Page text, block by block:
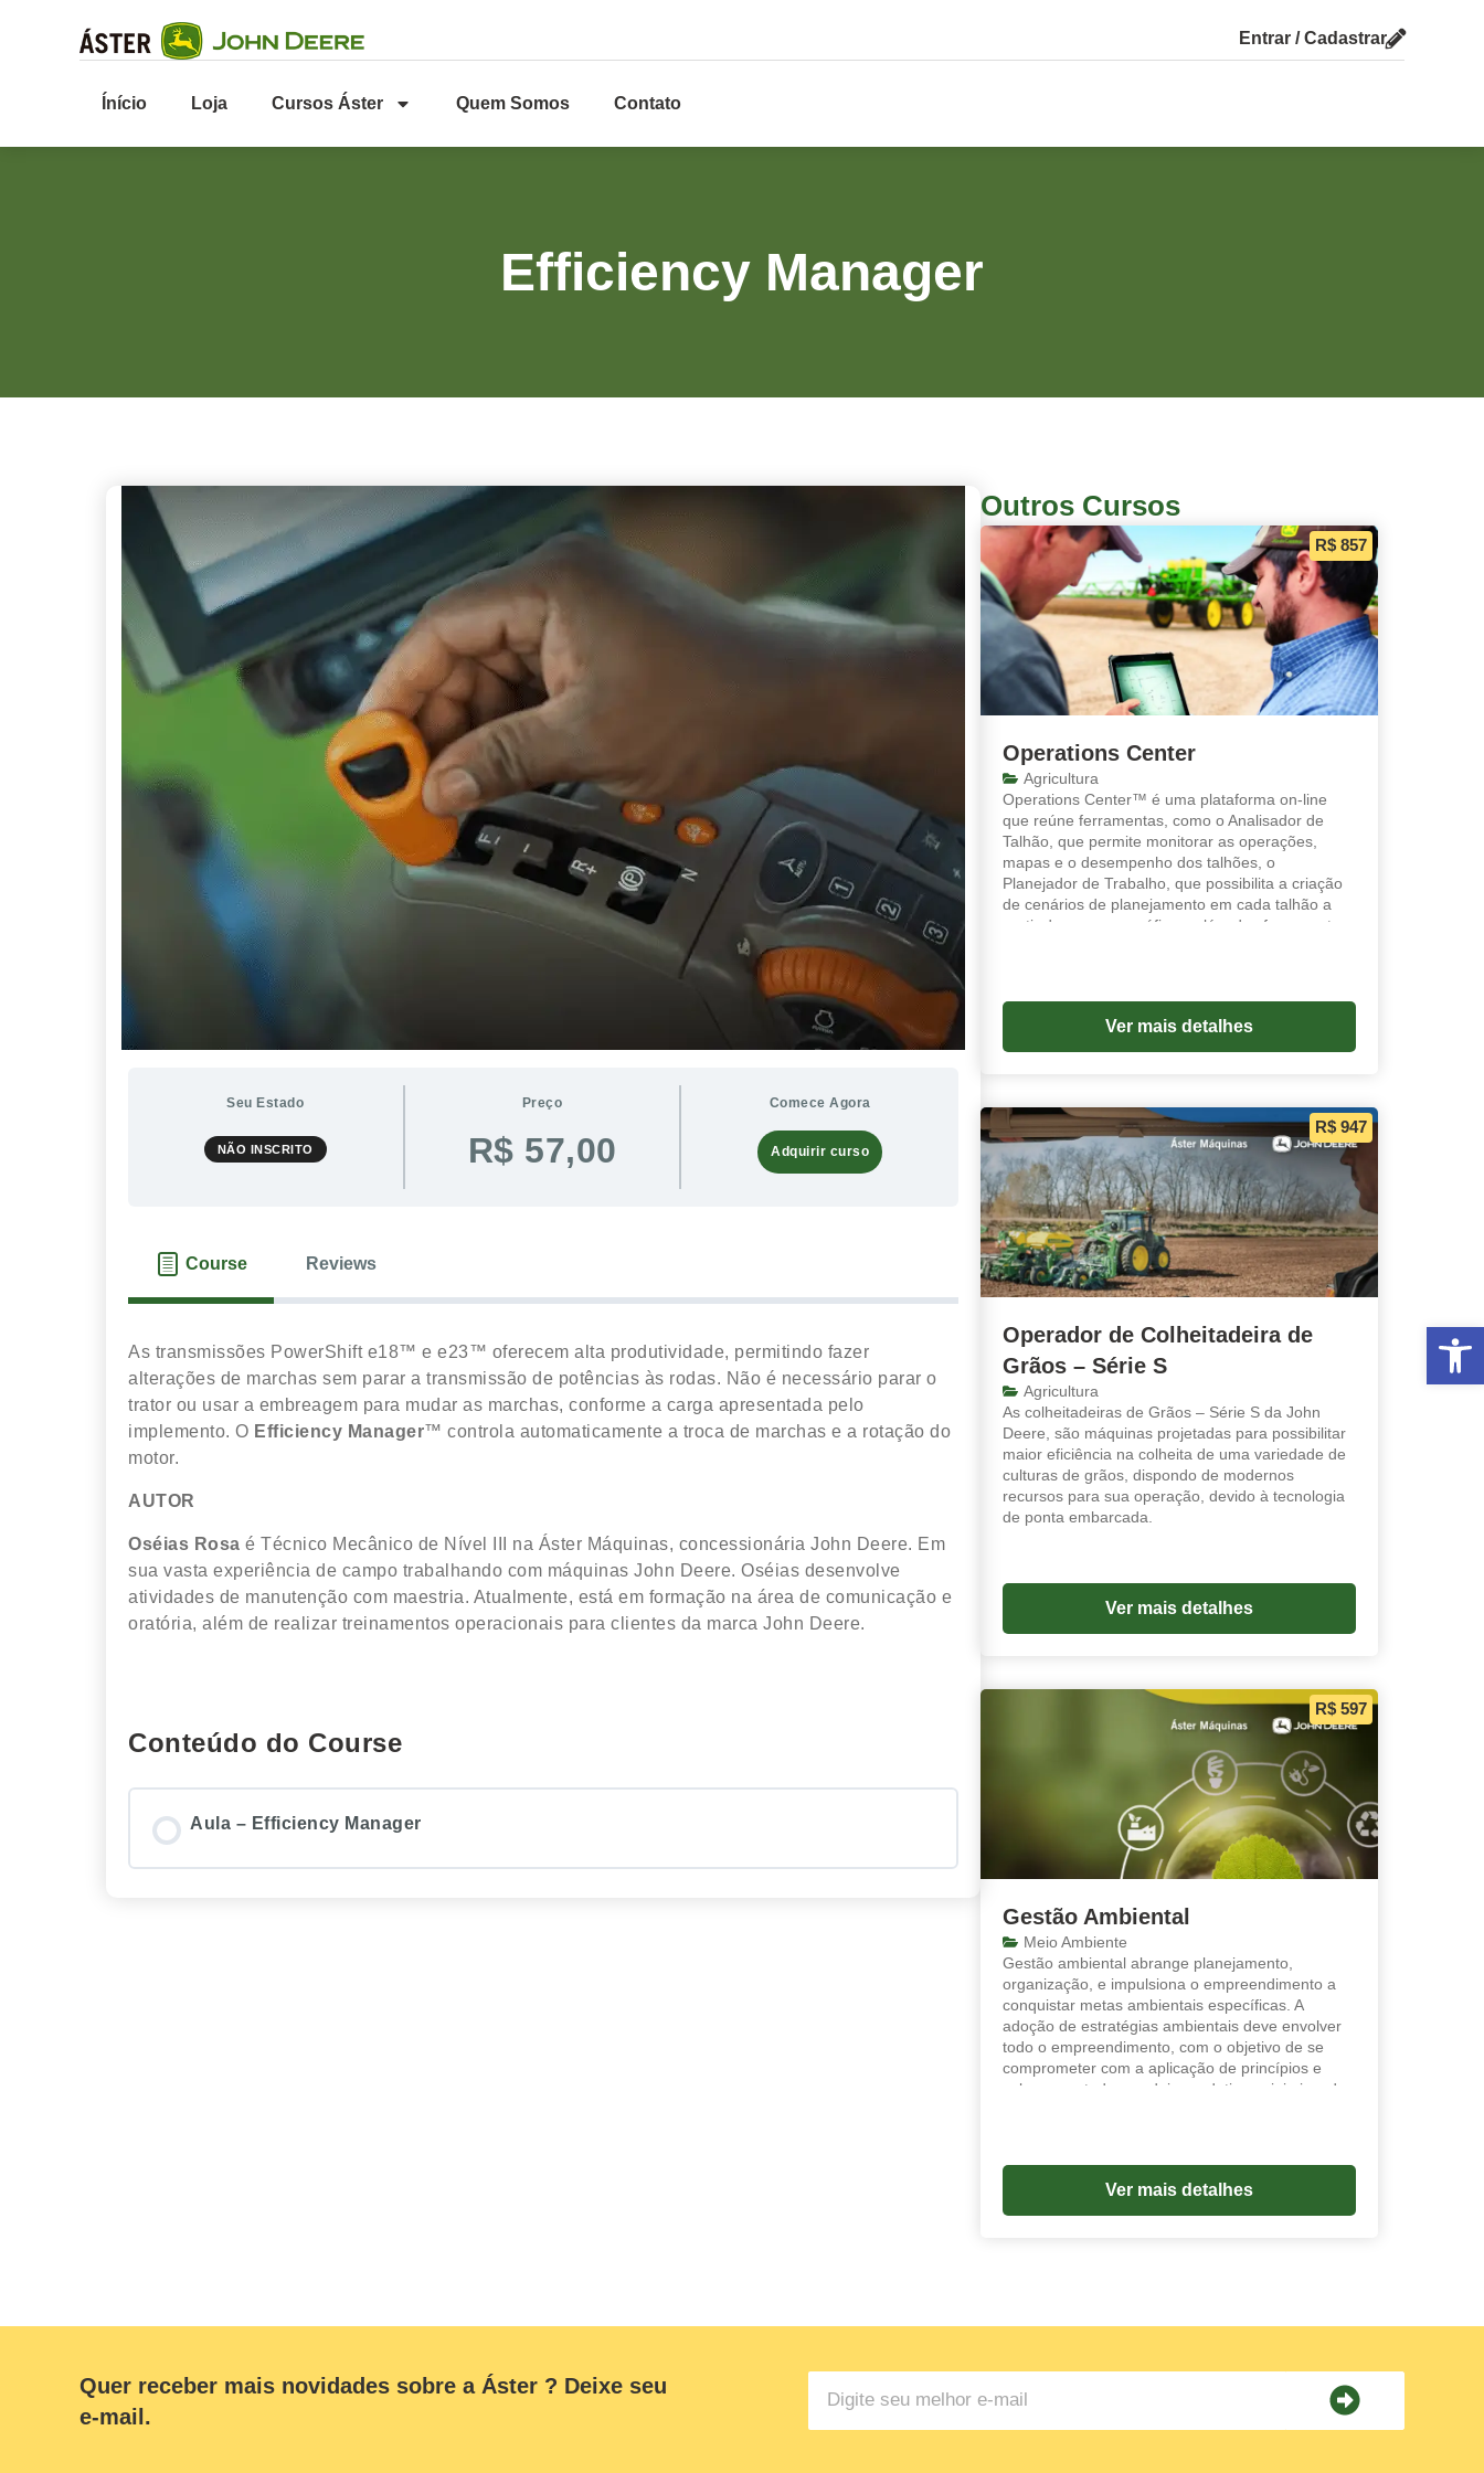
Abrir
Entrar / Cadastrar
Ínício Loja Cursos Áster Quem Somos Contato
Efficiency Manager
Seu Estado
NÃO INSCRITO
Preço
R$ 57,00
Comece Agora
Adquirir curso
Course Reviews
As transmissões PowerShift e18™ e e23™ oferecem alta produtividade, permitindo fazer
alterações de marchas sem parar a transmissão de potências às rodas. Não é necessário parar o
trator ou usar a embreagem para mudar as marchas, conforme a carga apresentada pelo
implemento. O Efficiency Manager™ controla automaticamente a troca de marchas e a rotação do
motor.
AUTOR
Oséias Rosa é Técnico Mecânico de Nível III na Áster Máquinas, concessionária John Deere. Em
sua vasta experiência de campo trabalhando com máquinas John Deere. Oséias desenvolve
atividades de manutenção com maestria. Atualmente, está em formação na área de comunicação e
oratória, além de realizar treinamentos operacionais para clientes da marca John Deere.
Conteúdo do Course
Aula – Efficiency Manager
Outros Cursos
R$ 857
Operations Center
Agricultura
Operations Center™ é uma plataforma on-line
que reúne ferramentas, como o Analisador de
Talhão, que permite monitorar as operações,
mapas e o desempenho dos talhões, o
Planejador de Trabalho, que possibilita a criação
de cenários de planejamento em cada talhão a
partir de mapas e gráficos, além das ferramentas,
Ver mais detalhes
R$ 947
Operador de Colheitadeira de
Grãos – Série S
Agricultura
As colheitadeiras de Grãos – Série S da John
Deere, são máquinas projetadas para possibilitar
maior eficiência na colheita de uma variedade de
culturas de grãos, dispondo de modernos
recursos para sua operação, devido à tecnologia
de ponta embarcada.
Ver mais detalhes
R$ 597
Gestão Ambiental
Meio Ambiente
Gestão ambiental abrange planejamento,
organização, e impulsiona o empreendimento a
conquistar metas ambientais específicas. A
adoção de estratégias ambientais deve envolver
todo o empreendimento, com o objetivo de se
comprometer com a aplicação de princípios e
valores em toda a cadeia produtiva, minimizando
oportunidades, enquanto intensifica as forças e
impede ou repara as fraquezas.
Ver mais detalhes
Quer receber mais novidades sobre a Áster ? Deixe seu
e-mail.